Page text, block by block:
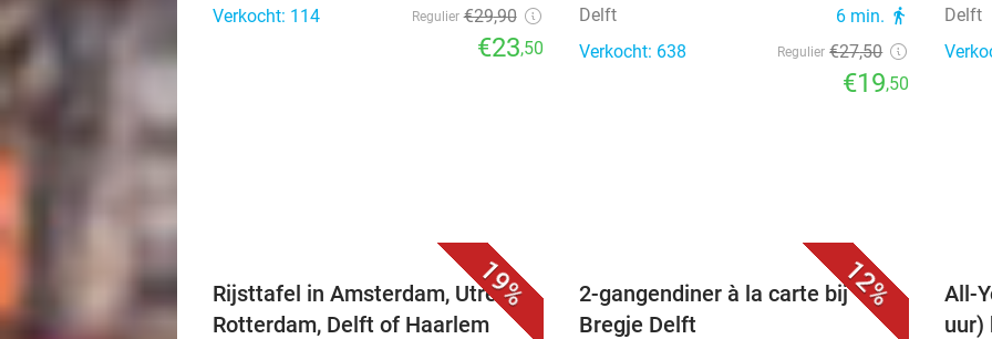
Verkocht: 114 Regulier €29,90
€23,50
Delft 6 min. directions_walk
Verkocht: 638 Regulier €27,50
€19,50
Delft
19%
Rijsttafel in Amsterdam, Utrecht,
Rotterdam, Delft of Haarlem
12%
2-gangendiner à la carte bij
Bregje Delft
All-
uur)